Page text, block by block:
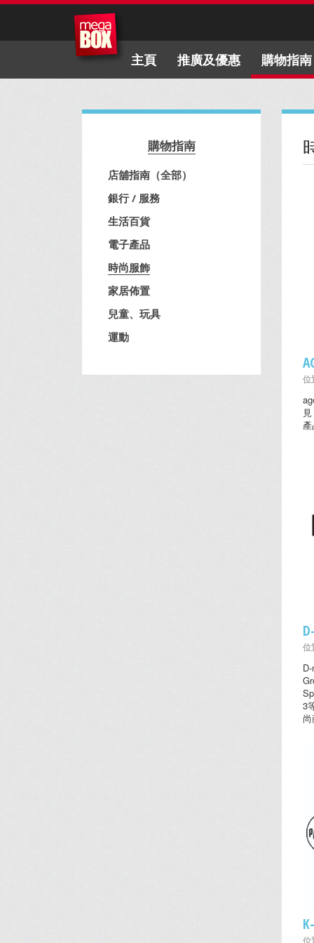
主頁 推廣及優惠 購物指南
購物指南
店舖指南（全部）
銀行 / 服務
生活百貨
電子產品
時尚服飾
家居佈置
兒童、玩具
運動
位
位
3